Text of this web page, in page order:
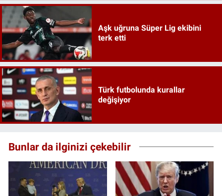
Aşk uğruna Süper Lig ekibini
terk etti
Türk futbolunda kurallar
değişiyor
Bunlar da ilginizi çekebilir